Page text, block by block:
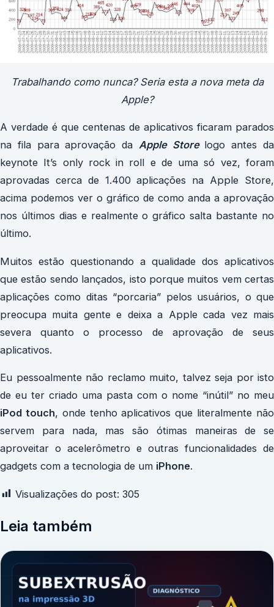
Trabalhando como nunca? Seria esta a nova meta da
Apple?
A verdade é que centenas de aplicativos ficaram parados
na fila para aprovação da Apple Store logo antes da
keynote It’s only rock in roll e de uma só vez, foram
aprovadas cerca de 1.400 aplicações na Apple Store,
acima podemos ver o gráfico de como anda a aprovação
nos últimos dias e realmente o gráfico salta bastante no
último.
Muitos estão questionando a qualidade dos aplicativos
que estão sendo lançados, isto porque muitos vem certas
aplicações como ditas “porcaria” pelos usuários, o que
preocupa muita gente e deixa a Apple cada vez mais
severa quanto o processo de aprovação de seus
aplicativos.
Eu pessoalmente não reclamo muito, talvez seja por isto
de eu ter criado uma pasta com o nome “inútil” no meu
iPod touch, onde tenho aplicativos que literalmente não
servem para nada, mas são ótimas maneiras de se
aproveitar o acelerômetro e outras funcionalidades de
gadgets com a tecnologia de um iPhone.
Visualizações do post: 305
Leia também